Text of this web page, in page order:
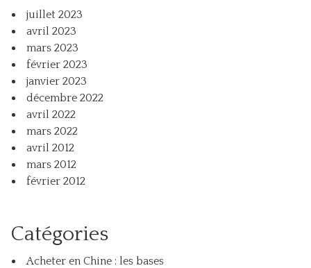
juillet 2023
avril 2023
mars 2023
février 2023
janvier 2023
décembre 2022
avril 2022
mars 2022
avril 2012
mars 2012
février 2012
Catégories
Acheter en Chine : les bases